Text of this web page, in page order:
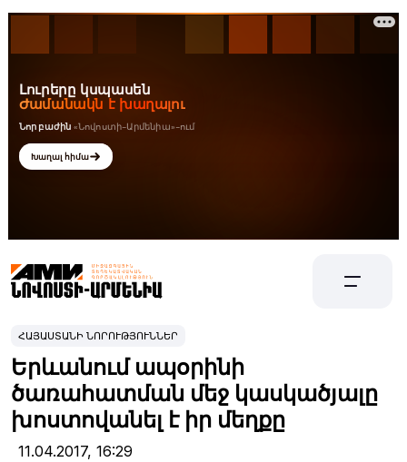
ՀԱՅԱՍՏԱՆԻ ՆՈՐՈՒԹՅՈՒՆՆԵՐ
Երևանում ապօրինի
ծառահատման մեջ կասկածյալը
խոստովանել է իր մեղքը
11.04.2017, 16:29